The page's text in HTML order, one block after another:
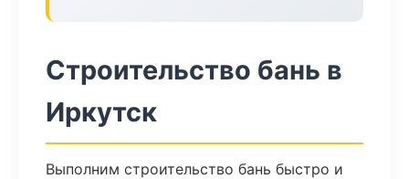
Строительство бань в
Иркутск
Выполним строительство бань быстро и